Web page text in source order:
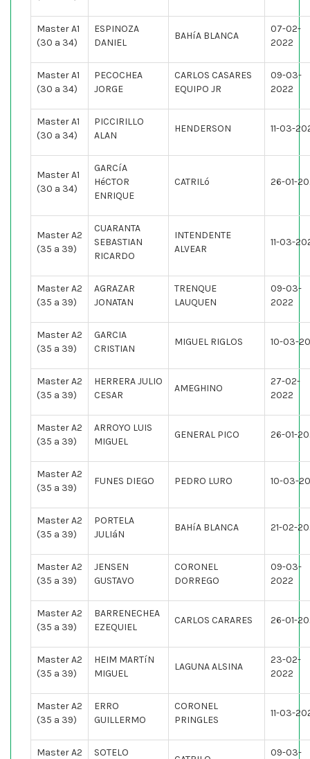
Master A1
(30 a 34)
ESPINOZA
DANIEL
BAHíA BLANCA
07-02-
2022
Master A1
(30 a 34)
PECOCHEA
JORGE
CARLOS CASARES
EQUIPO JR
09-03-
2022
Master A1
(30 a 34)
PICCIRILLO
ALAN
HENDERSON 11-03-
Master A1
(30 a 34)
GARCíA
HéCTOR
ENRIQUE
CATRILó 26-01-
Master A2
(35 a 39)
CUARANTA
SEBASTIAN
RICARDO
INTENDENTE
ALVEAR
11-03-
Master A2
(35 a 39)
AGRAZAR
JONATAN
TRENQUE
LAUQUEN
09-03-
2022
Master A2
(35 a 39)
GARCIA
CRISTIAN
MIGUEL RIGLOS 10-03-
Master A2
(35 a 39)
HERRERA JULIO
CESAR
AMEGHINO
27-02-
2022
Master A2
(35 a 39)
ARROYO LUIS
MIGUEL
GENERAL PICO 26-01-
Master A2
(35 a 39)
FUNES DIEGO PEDRO LURO 10-03-
Master A2
(35 a 39)
PORTELA
JULIáN
BAHíA BLANCA 21-02-
Master A2
(35 a 39)
JENSEN
GUSTAVO
CORONEL
DORREGO
09-03-
2022
Master A2
(35 a 39)
BARRENECHEA
EZEQUIEL
CARLOS CARARES 26-01-
Master A2
(35 a 39)
HEIM MARTíN
MIGUEL
LAGUNA ALSINA
23-02-
2022
Master A2
(35 a 39)
ERRO
GUILLERMO
CORONEL
PRINGLES
11-03-
Master A2
SOTELO
09-03-